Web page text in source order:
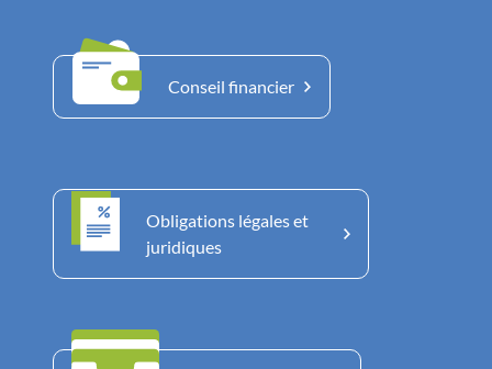
Conseil financier
Obligations légales et
juridiques